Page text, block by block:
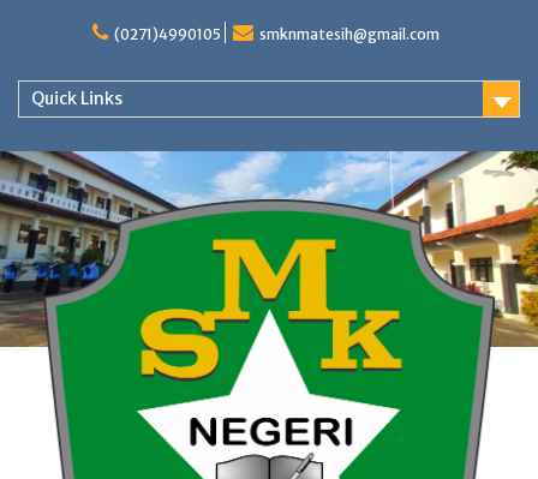
(0271)4990105 smknmatesih@gmail.com
Quick Links